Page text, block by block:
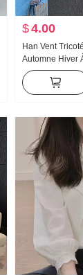
$4.00
Han Vent
Automne Hiver
mi-haut
Longue Robe